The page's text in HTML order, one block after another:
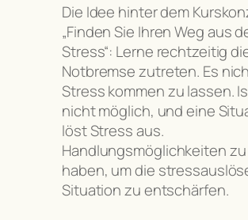
Die Idee hinter dem
„Finden Sie Ihren Weg aus
Stress“: Lerne rechtzeitig
Notbremse zutreten. Es
Stress kommen zu lassen.
nicht möglich, und eine
löst Stress aus.
Handlungsmöglichkeiten zu
haben, um die
Situation zu entschärfen.